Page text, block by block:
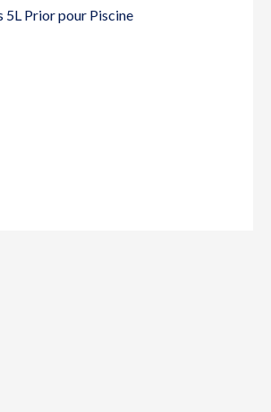
5L Prior pour Piscine